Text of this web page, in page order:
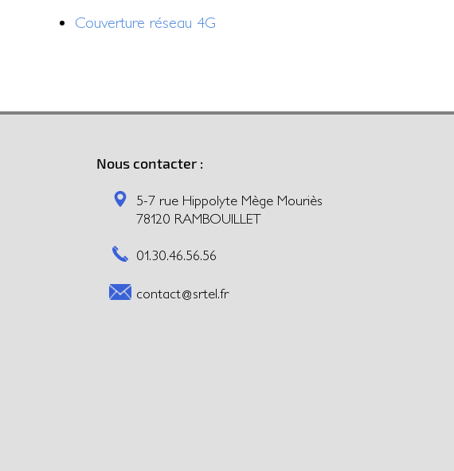
Couverture réseau 4G
Nous contacter :
5-7 rue Hippolyte Mège Mouriès
78120 RAMBOUILLET
01.30.46.56.56
contact@srtel.fr